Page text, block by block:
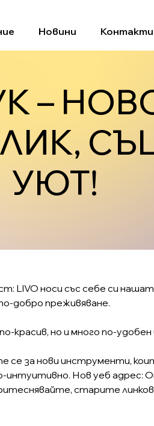
Новини Контакти
–
УЮТ!
LIVO носи със себе си
добро преживяване.
красив, но и много по-
се за нови инструменти,
интуитивно. Нов уеб адрес:
старите